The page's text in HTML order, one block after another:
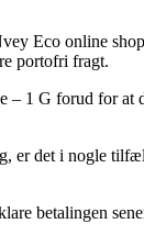
Eco online
portofri fragt.
1 G forud for at
er det i nogle
betalingen